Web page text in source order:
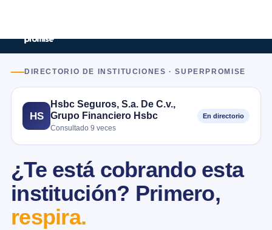
DIRECTORIO DE INSTITUCIONES · SUPERPROMISE
HS
Hsbc Seguros, S.a. De C.v.,
Grupo Financiero Hsbc
Consultado 9 veces
En directorio
¿Te está cobrando esta
institución? Primero,
respira.